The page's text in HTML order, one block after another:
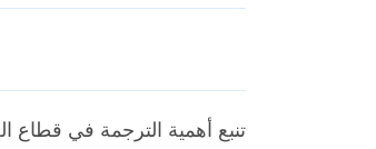
تنبع أهمية الترجمة في قطاع